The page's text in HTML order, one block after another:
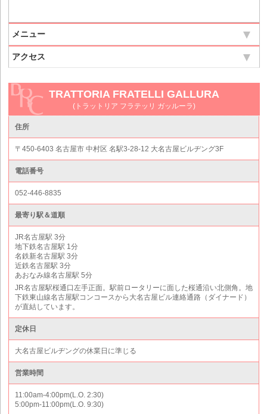
メニュー
アクセス
TRATTORIA FRATELLI GALLURA
(トラットリア フラテッリ ガッルーラ)
住所
〒450-6403 名古屋市 中村区 名駅3-28-12 大名古屋ビルヂング3F
電話番号
052-446-8835
最寄り駅＆道順
JR名古屋駅 3分
地下鉄名古屋駅 1分
名鉄新名古屋駅 3分
近鉄名古屋駅 3分
あおなみ線名古屋駅 5分
JR名古屋駅桜通口左手正面。駅前ロータリーに面した桜通沿い北側角。地
下鉄東山線名古屋駅コンコースから大名古屋ビル連絡通路（ダイナード）
が直結しています。
定休日
大名古屋ビルヂングの休業日に準じる
営業時間
11:00am-4:00pm(L.O. 2:30)
5:00pm-11:00pm(L.O. 9:30)